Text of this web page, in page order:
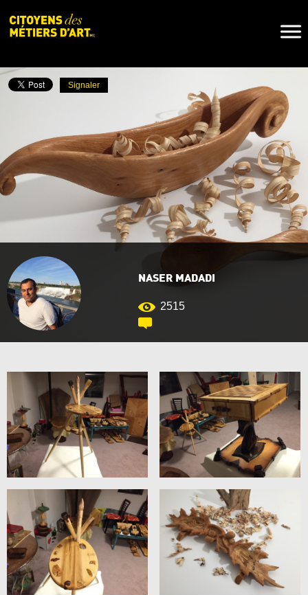
NASER MADADI
2515
Signaler